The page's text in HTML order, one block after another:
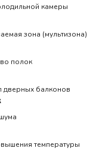
камеры
зона (мультизона)
полок
дверных балконов
температуры